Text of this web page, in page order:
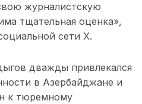
журналистскую
тщательная оценка»,
сети X.
дважды привлекался
в Азербайджане и
к тюремному